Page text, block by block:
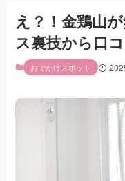
え？！金鶏山
ス裏技から口
おでかけスポット